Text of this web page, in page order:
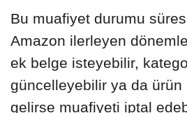
Bu muafiyet durumu
Amazon ilerleyen
ek belge isteyebilir,
güncelleyebilir ya da ürün
gelirse muafiyeti iptal